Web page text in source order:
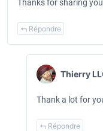
Thanks for sharing
Répondre
Thierry
Thank a lot for
Répondre